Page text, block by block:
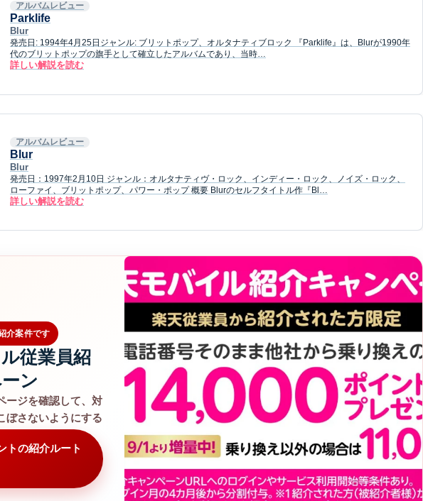
アルバムレビュー
Parklife
Blur
発売日: 1994年4月25日ジャンル: ブリットポップ、オルタナティブロック 『Parklife』は、Blurが1990年
代のブリットポップの旗手として確立したアルバムであり、当時…
詳しい解説を読む
アルバムレビュー
Blur
Blur
発売日：1997年2月10日 ジャンル：オルタナティヴ・ロック、インディー・ロック、ノイズ・ロック、
ローファイ、ブリットポップ、パワー・ポップ 概要 Blurのセルフタイトル作『Bl…
詳しい解説を読む
介案件です
従業員紹
ン
ージを確認して、対
ぼさないようにする
トの紹介ルート